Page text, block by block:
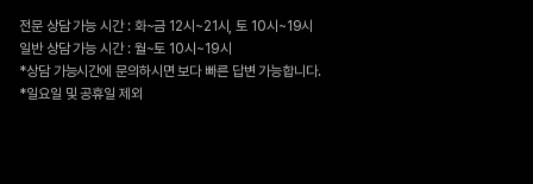
전문 상담 가능 시간 : 화~금 12시~21시, 토 10시~19시
일반 상담 가능 시간 : 월~토 10시~19시
*상담 가능시간에 문의하시면 보다 빠른 답변 가능합니다.
*일요일 및 공휴일 제외